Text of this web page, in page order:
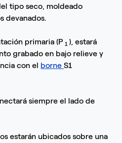
tipo seco, moldeado
devanados.
primaria (P 1), estará
grabado en bajo relieve y
con el borneS1
siempre el lado de
estarán ubicados sobre una